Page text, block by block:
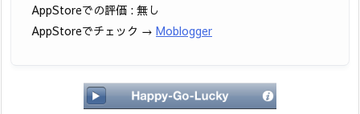
AppStoreでの評価 : 無し
AppStoreでチェック → Moblogger